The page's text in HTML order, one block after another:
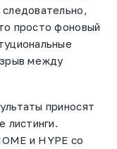
просто фоновый
между
приносят
и HYPE со